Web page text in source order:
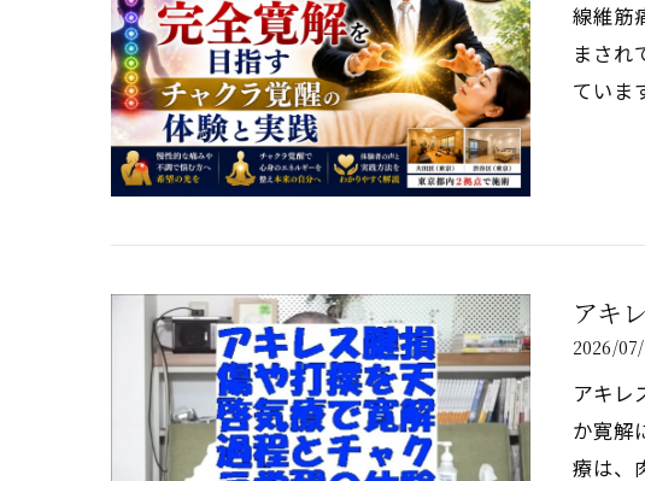
線維筋
まされ
てい
アキ
2026/
アキレ
か寛解
療は